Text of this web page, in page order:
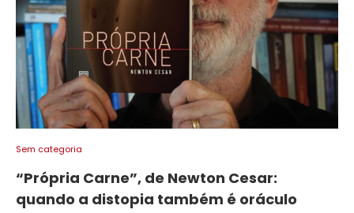
Sem categoria
“Própria Carne”, de Newton Cesar:
quando a distopia também é oráculo